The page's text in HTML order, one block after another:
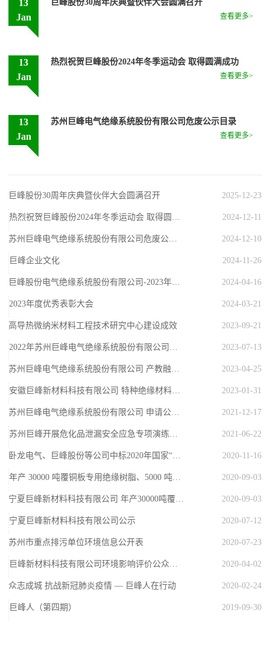
13
Jan
巨峰股份30周年庆典暨伙伴大会圆满召开
查看更多>
13
Jan
热烈祝贺巨峰股份2024年冬季运动会 取得圆满成功
查看更多>
13
Jan
苏州巨峰电气绝缘系统股份有限公司危废公示目录
查看更多>
巨峰股份30周年庆典暨伙伴大会圆满召开 2025-12-23
2024-12-11
2024-12-10
巨峰企业文化 2024-11-26
2024-04-16
2023年度优秀表彰大会 2024-03-21
高导热微纳米材料工程技术研究中心建设成效 2023-09-21
2023-07-13
2023-04-25
2023-01-31
2021-12-17
2021-06-22
2020-11-16
2020-09-03
2020-09-03
宁夏巨峰新材料科技有限公司公示 2020-07-12
苏州市重点排污单位环境信息公开表 2020-07-23
2020-04-02
众志成城 抗战新冠肺炎疫情 — 巨峰人在行动 2020-02-24
巨峰人（第四期） 2019-09-30